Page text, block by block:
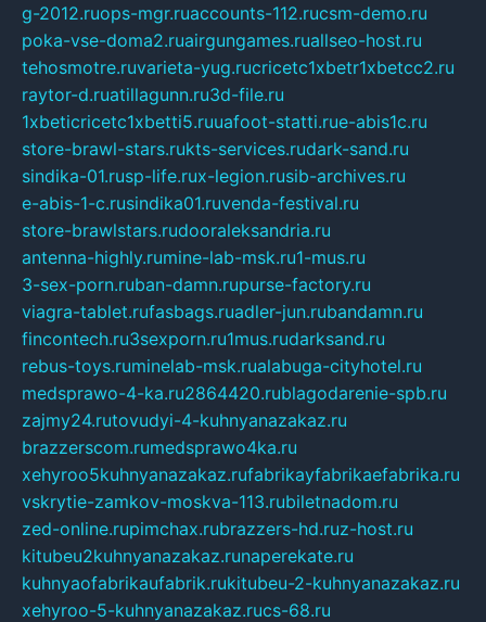
g-2012.ruops-mgr.ruaccounts-112.rucsm-demo.ru
poka-vse-doma2.ruairgungames.ruallseo-host.ru
tehosmotre.ruvarieta-yug.rucricetc1xbetr1xbetcc2.ru
raytor-d.ruatillagunn.ru3d-file.ru
1xbeticricetc1xbetti5.ruuafoot-statti.rue-abis1c.ru
store-brawl-stars.rukts-services.rudark-sand.ru
sindika-01.rusp-life.rux-legion.rusib-archives.ru
e-abis-1-c.rusindika01.ruvenda-festival.ru
store-brawlstars.rudooraleksandria.ru
antenna-highly.rumine-lab-msk.ru1-mus.ru
3-sex-porn.ruban-damn.rupurse-factory.ru
viagra-tablet.rufasbags.ruadler-jun.rubandamn.ru
fincontech.ru3sexporn.ru1mus.rudarksand.ru
rebus-toys.ruminelab-msk.rualabuga-cityhotel.ru
medsprawo-4-ka.ru2864420.rublagodarenie-spb.ru
zajmy24.rutovudyi-4-kuhnyanazakaz.ru
brazzerscom.rumedsprawo4ka.ru
xehyroo5kuhnyanazakaz.rufabrikayfabrikaefabrika.ru
vskrytie-zamkov-moskva-113.rubiletnadom.ru
zed-online.rupimchax.rubrazzers-hd.ruz-host.ru
kitubeu2kuhnyanazakaz.runaperekate.ru
kuhnyaofabrikaufabrik.rukitubeu-2-kuhnyanazakaz.ru
xehyroo-5-kuhnyanazakaz.rucs-68.ru